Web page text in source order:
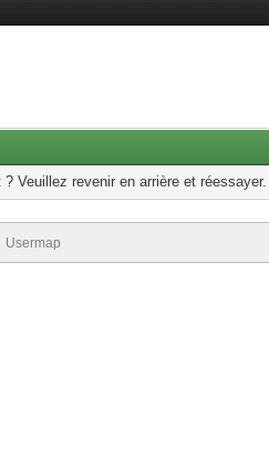
Veuillez revenir en arrière et réessayer.
Usermap